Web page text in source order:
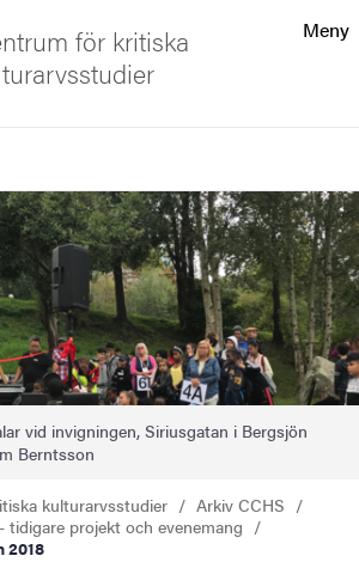
Meny
för kritiska
vid invigningen, Siriusgatan i Bergsjön
Berntsson
kulturarvsstudier
Arkiv CCHS
tidigare projekt och evenemang
2018